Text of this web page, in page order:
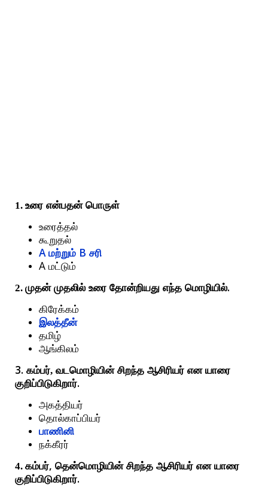
1. உரை என்பதன் பொருள்
உரைத்தல்
கூறுதல்
A மற்றும் B சரி
A மட்டும்
2. முதன் முதலில் உரை தோன்றியது எந்த மொழியில்.
கிரேக்கம்
இலத்தீன்
தமிழ்
ஆங்கிலம்
3. கம்பர், வடமொழியின் சிறந்த ஆசிரியர் என யாரை
குறிப்பிடுகிறார்.
அகத்தியர்
தொல்காப்பியர்
பாணினி
நக்கீரர்
4. கம்பர், தென்மொழியின் சிறந்த ஆசிரியர் என யாரை
குறிப்பிடுகிறார்.